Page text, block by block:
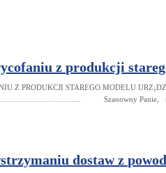
z produkcji
Z PRODUKCJI STAREGO
Szanowny Panie,
dostaw z